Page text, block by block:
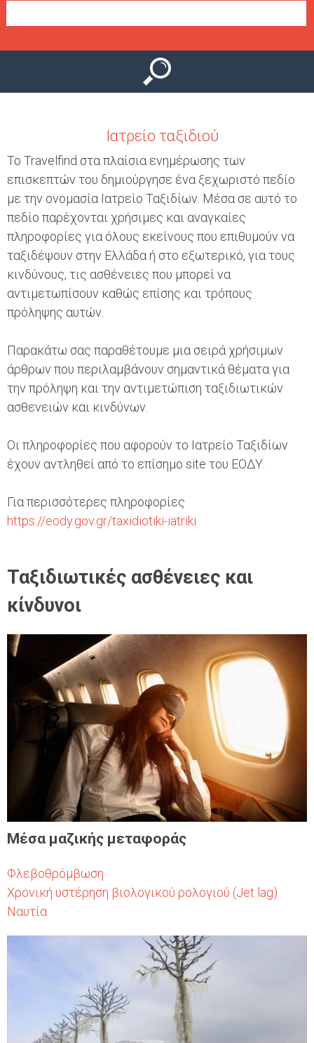
ε
Ιατρείο ταξιδιού
Το Travelfind στα πλαίσια ενημέρωσης των
επισκεπτών του δημιούργησε ένα ξεχωριστό πεδίο
με την ονομασία Ιατρείο Ταξιδίων. Μέσα σε αυτό το
πεδίο παρέχονται χρήσιμες και αναγκαίες
πληροφορίες για όλους εκείνους που επιθυμούν να
ταξιδέψουν στην Ελλάδα ή στο εξωτερικό, για τους
κινδύνους, τις ασθένειες που μπορεί να
αντιμετωπίσουν καθώς επίσης και τρόπους
πρόληψης αυτών.
Παρακάτω σας παραθέτουμε μια σειρά χρήσιμων
άρθρων που περιλαμβάνουν σημαντικά θέματα για
την πρόληψη και την αντιμετώπιση ταξιδιωτικών
ασθενειών και κινδύνων.
Οι πληροφορίες που αφορούν το Ιατρείο Ταξιδίων
έχουν αντληθεί από το επίσημο site του ΕΟΔΥ.
Για περισσότερες πληροφορίες
https://eody.gov.gr/taxidiotiki-iatriki
Ταξιδιωτικές ασθένειες και
κίνδυνοι
Μέσα μαζικής μεταφοράς
Φλεβοθρόμβωση
Χρονική υστέρηση βιολογικού ρολογιού (Jet lag)
Ναυτία